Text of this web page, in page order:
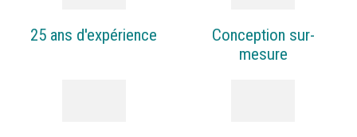
25 ans d'expérience
Conception sur-
mesure